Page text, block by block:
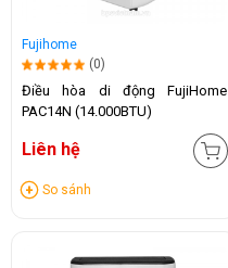
Fujihome
(0)
Điều hòa di động FujiHome
PAC14N (14.000BTU)
Liên hệ
So sánh